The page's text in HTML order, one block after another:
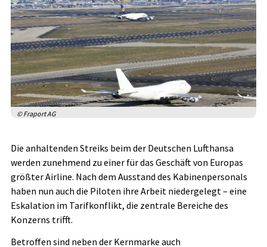
© Fraport AG
Die anhaltenden Streiks beim der Deutschen Lufthansa
werden zunehmend zu einer für das Geschäft von Europas
größter Airline. Nach dem Ausstand des Kabinenpersonals
haben nun auch die Piloten ihre Arbeit niedergelegt – eine
Eskalation im Tarifkonflikt, die zentrale Bereiche des
Konzerns trifft.
Betroffen sind neben der Kernmarke auch